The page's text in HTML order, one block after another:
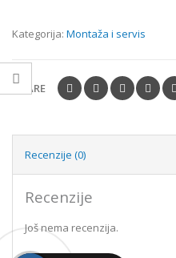
bila
je:
1,000.00kn.
je:
800.00kn.
Kategorija: Montaža i servis
SHARE
Recenzije (0)
Recenzije
Još nema recenzija.